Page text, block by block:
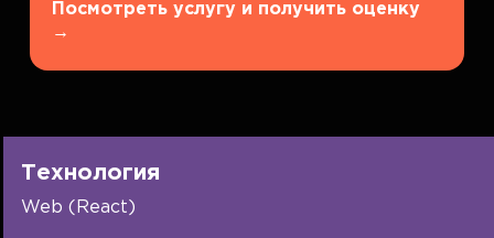
Посмотреть услугу и получить оценку
→
Технология
Web (React)